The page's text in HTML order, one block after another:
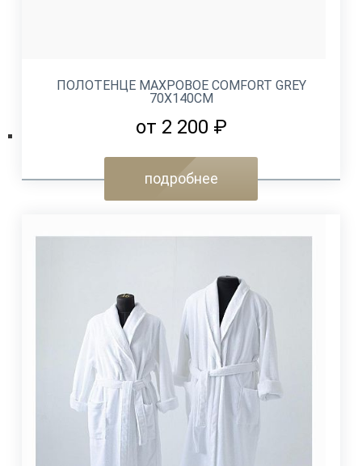
ПОЛОТЕНЦЕ МАХРОВОЕ COMFORT GREY
70Х140СМ
от 2 200 ₽
подробнее